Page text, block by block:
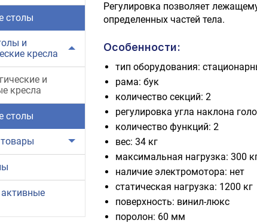
столы
и
кресла
и
кресла
столы
Регулировка позволяет
определенных частей тела.
Особенности:
тип оборудования:
рама: бук
количество секций: 2
регулировка угла наклона
количество функций: 2
вес: 34 кг
максимальная нагрузка: 300
наличие электромотора: нет
статическая нагрузка: 1200 кг
поверхность: винил-люкс
поролон: 60 мм